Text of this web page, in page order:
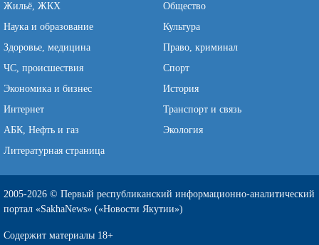
Жильё, ЖКХ
Общество
Наука и образование
Культура
Здоровье, медицина
Право, криминал
ЧС, происшествия
Спорт
Экономика и бизнес
История
Интернет
Транспорт и связь
АБК, Нефть и газ
Экология
Литературная страница
2005-2026 © Первый республиканский информационно-аналитический
портал «SakhaNews» («Новости Якутии»)
Содержит материалы 18+